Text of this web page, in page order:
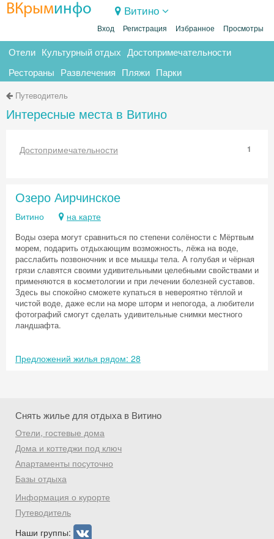
ВКрыминфо Витино
Вход Регистрация Избранное Просмотры
Отели Культурный отдых Достопримечательности
Рестораны Развлечения Пляжи Парки
Путеводитель
Интересные места в Витино
Достопримечательности 1
Озеро Аирчинское
Витино на карте
Воды озера могут сравниться по степени солёности с Мёртвым
морем, подарить отдыхающим возможность, лёжа на воде,
расслабить позвоночник и все мышцы тела. А голубая и чёрная
грязи славятся своими удивительными целебными свойствами и
применяются в косметологии и при лечении болезней суставов.
Здесь вы спокойно сможете купаться в невероятно тёплой и
чистой воде, даже если на море шторм и непогода, а любители
фотографий смогут сделать удивительные снимки местного
ландшафта.
Предложений жилья рядом: 28
Снять жилье для отдыха в Витино
Отели, гостевые дома
Дома и коттеджи под ключ
Апартаменты посуточно
Базы отдыха
Информация о курорте
Путеводитель
Наши группы:
промокод на первое бронирование!